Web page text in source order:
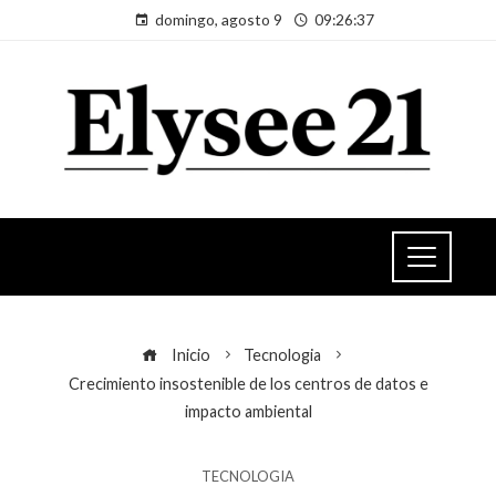
domingo, agosto 9 09:26:37
Inicio
Tecnologia
Crecimiento insostenible de los centros de datos e
impacto ambiental
TECNOLOGIA